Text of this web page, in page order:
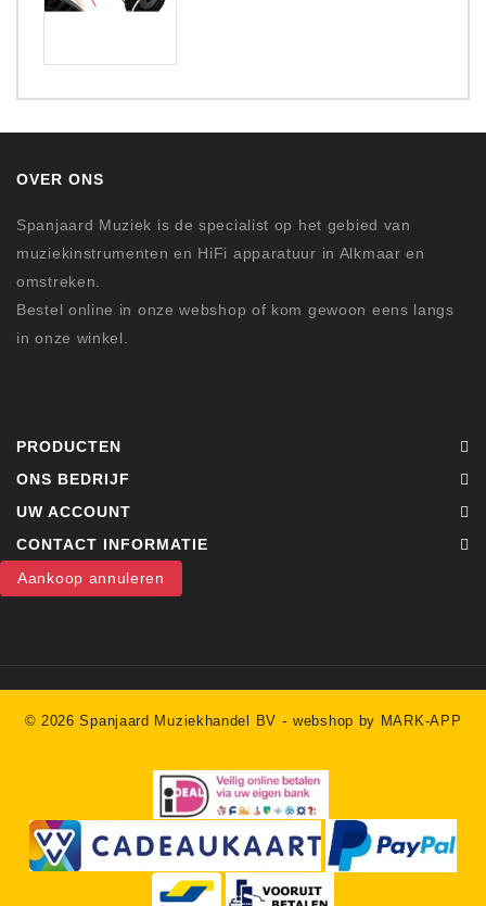
OVER ONS
Spanjaard Muziek is de specialist op het gebied van
muziekinstrumenten en HiFi apparatuur in Alkmaar en
omstreken.
Bestel online in onze webshop of kom gewoon eens langs
in onze winkel.
PRODUCTEN
ONS BEDRIJF
UW ACCOUNT
CONTACT INFORMATIE
Aankoop annuleren
© 2026 Spanjaard Muziekhandel BV -webshop by MARK-APP